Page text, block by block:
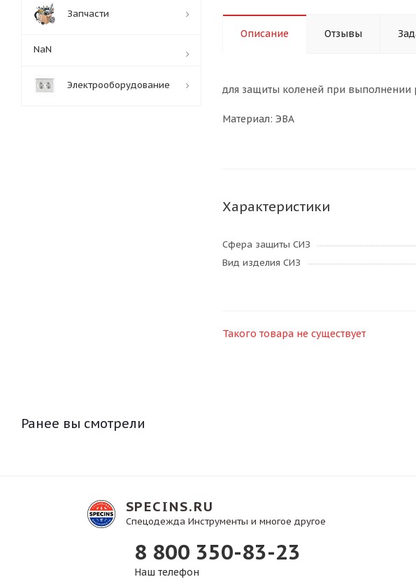
Описание Отзывы
для защиты коленей при выполнении
Материал: ЭВА
Характеристики
Сфера защиты СИЗ
Вид изделия СИЗ
Такого товара не существует
Запчасти
NaN
Электрооборудование
Ранее вы смотрели
SPECINS.RU
Спецодежда Инструменты и многое другое
8 800 350-83-23
Наш телефон